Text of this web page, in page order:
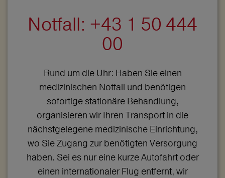
Notfall: +43 1 50 444
00
Rund um die Uhr: Haben Sie einen
medizinischen Notfall und benötigen
sofortige stationäre Behandlung,
organisieren wir Ihren Transport in die
nächstgelegene medizinische Einrichtung,
wo Sie Zugang zur benötigten Versorgung
haben. Sei es nur eine kurze Autofahrt oder
einen internationaler Flug entfernt, wir